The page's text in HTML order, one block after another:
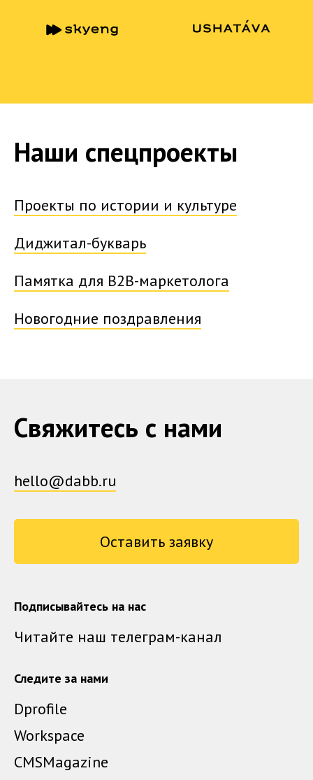
Наши спецпроекты
Проекты по истории и культуре
Диджитал-букварь
Памятка для B2B-маркетолога
Новогодние поздравления
Свяжитесь с нами
hello@dabb.ru
Оставить заявку
Подписывайтесь на нас
Читайте наш телеграм-канал
Следите за нами
Dprofile
Workspace
CMSMagazine